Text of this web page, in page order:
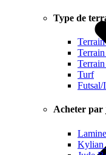
Type de
Turf
Futsal/
Acheter par
Kylian